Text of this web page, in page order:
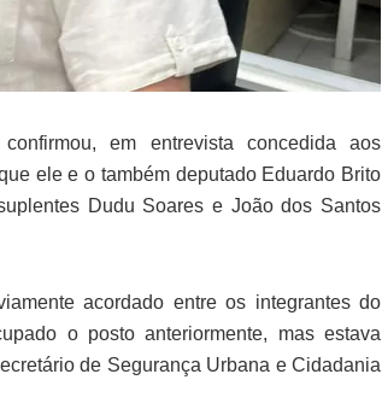
em entrevista concedida aos
ele e o também deputado Eduardo Brito
Dudu Soares e João dos Santos
acordado entre os integrantes do
o posto anteriormente, mas estava
de Segurança Urbana e Cidadania